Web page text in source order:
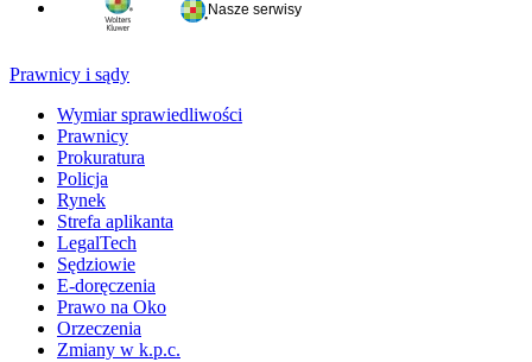
Nasze serwisy
Prawnicy i sądy
Wymiar sprawiedliwości
Prawnicy
Prokuratura
Policja
Rynek
Strefa aplikanta
LegalTech
Sędziowie
E-doręczenia
Prawo na Oko
Orzeczenia
Zmiany w k.p.c.